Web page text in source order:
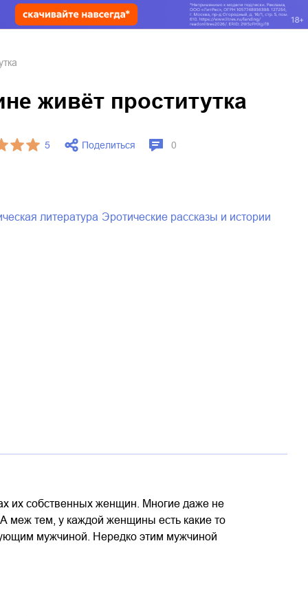
живёт проститутка
5 Поделиться 0
литература
эротические рассказы и истории
их собственных женщин. Многие даже не
меж тем, у каждой женщины есть какие то
мужчиной. Нередко этим мужчиной